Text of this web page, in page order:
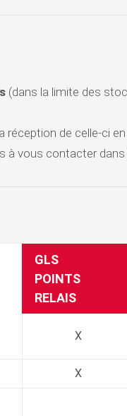
(dans la limite des
réception de celle-ci
vous contacter
GLS
POINTS
RELAIS
X
X